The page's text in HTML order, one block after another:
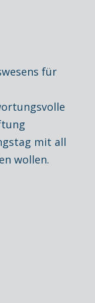
für
mit all
wollen.